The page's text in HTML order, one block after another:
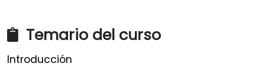
Temario del curso
Introducción